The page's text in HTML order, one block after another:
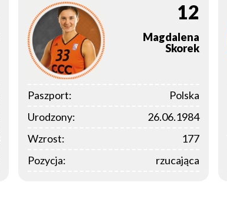
12
Magdalena
Skorek
Paszport:
Polska
Urodzony:
26.06.1984
Wzrost:
177
Pozycja:
rzucająca